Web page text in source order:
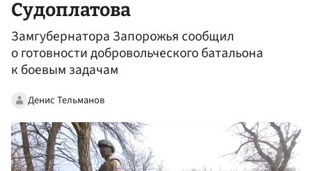
Судоплатова
Замгубернатора Запорожья сообщил
о готовности добровольческого батальона
к боевым задачам
Денис Тельманов